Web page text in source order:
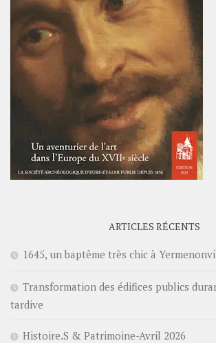
ARTICLES RÉCENTS
1645, un baptême très chic à
Transformation des édifices publics
tardive
Histoire.S & Patrimoine-Avril 2026